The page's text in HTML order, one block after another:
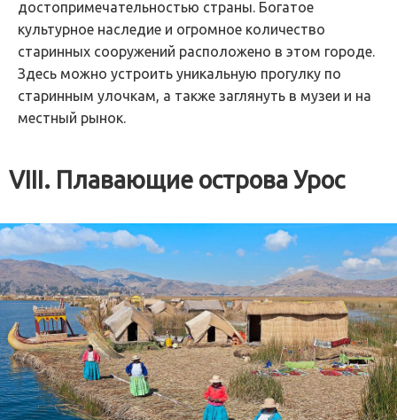
достопримечательностью страны. Богатое
культурное наследие и огромное количество
старинных сооружений расположено в этом городе.
Здесь можно устроить уникальную прогулку по
старинным улочкам, а также заглянуть в музеи и на
местный рынок.
VIII. Плавающие острова Урос